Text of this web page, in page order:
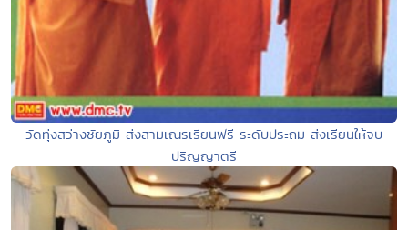
วัดทุ่งสว่างชัยภูมิ ส่งสามเณรเรียนฟรี ระดับประถม ส่งเรียนให้จบ
ปริญญาตรี